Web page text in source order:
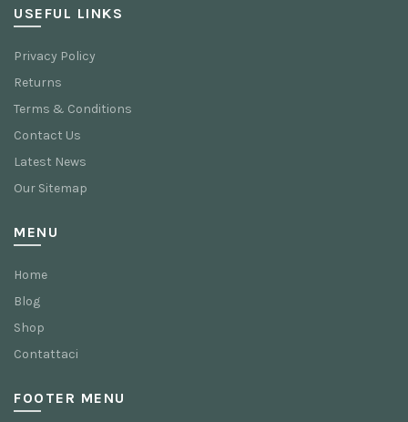
USEFUL LINKS
Privacy Policy
Returns
Terms & Conditions
Contact Us
Latest News
Our Sitemap
MENU
Home
Blog
Shop
Contattaci
FOOTER MENU